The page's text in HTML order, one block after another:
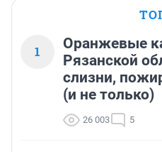
1
Оранжевые
Рязанской
слизни,
(и не только)
26 003 5